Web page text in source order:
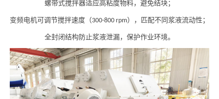
螺带式搅拌器适应高粘度物料，避免结块；
变频电机可调节搅拌速度（300-800 rpm），匹配不同浆液流动性；
全封闭结构防止浆液泄漏，保护作业环境。